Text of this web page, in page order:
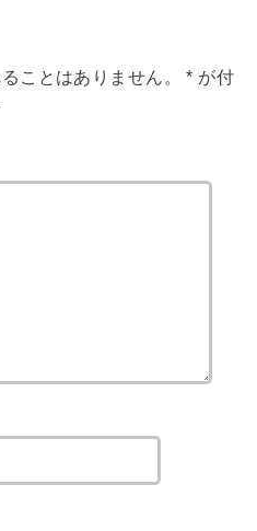
ことはありません。 * が付